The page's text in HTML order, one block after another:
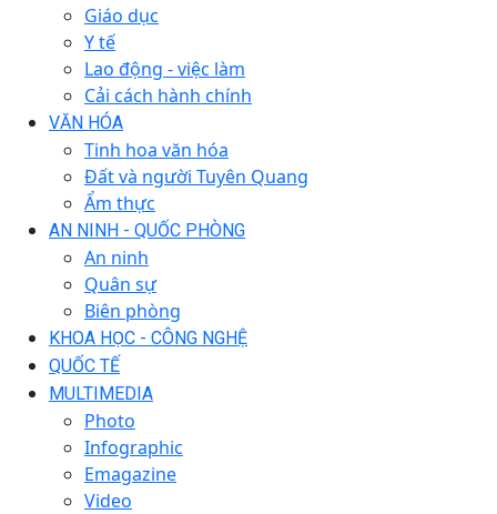
Giáo dục
Y tế
Lao động - việc làm
Cải cách hành chính
VĂN HÓA
Tinh hoa văn hóa
Đất và người Tuyên Quang
Ẩm thực
AN NINH - QUỐC PHÒNG
An ninh
Quân sự
Biên phòng
KHOA HỌC - CÔNG NGHỆ
QUỐC TẾ
MULTIMEDIA
Photo
Infographic
Emagazine
Video